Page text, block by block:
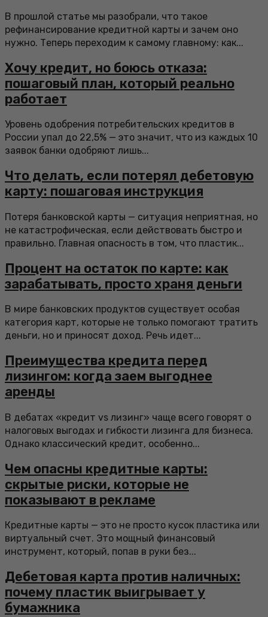
В прошлой статье мы разобрали, что такое
рефинансирование кредитной карты и зачем оно
нужно. Теперь переходим к самому главному: как...
Хочу кредит, но боюсь отказа:
пошаговый план, который реально
работает
Уровень одобрения потребительских кредитов в
России упал до 22,5% — это значит, что из каждых 10
заявок банки одобряют лишь...
Что делать, если потерял дебетовую
карту: пошаговая инструкция
Потеря банковской карты — ситуация неприятная, но
не катастрофическая, если действовать быстро и
правильно. Главная опасность в том, что пластик...
Процент на остаток по карте: как
зарабатывать, просто храня деньги
В мире банковских продуктов существует особая
категория карт, которые не только помогают тратить
деньги, но и приносят доход. Речь идет...
Преимущества кредита перед
лизингом: когда заем выгоднее
аренды
В дебатах «кредит vs лизинг» чаще всего говорят о
налоговых выгодах и гибкости лизинга для бизнеса.
Однако классический кредит, особенно...
Чем опасны кредитные карты:
скрытые риски, которые не
показывают в рекламе
Кредитные карты — это не просто кусок пластика или
виртуальный счет. Это мощный финансовый
инструмент, который, попав в руки без...
Дебетовая карта против наличных:
почему пластик выигрывает у
бумажника